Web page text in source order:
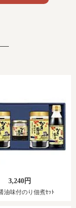
3,240円
油味付のり佃煮ｾｯﾄ